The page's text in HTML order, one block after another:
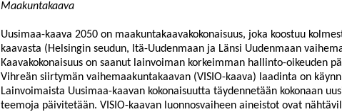
Maakuntakaava
Uusimaa-kaava 2050 on maakuntakaavakokonaisuus, joka koostuu
kaavasta (Helsingin seudun, Itä-Uudenmaan ja Länsi Uudenmaan
Kaavakokonaisuus on saanut lainvoiman korkeimman hallinto-oikeuden
Vihreän siirtymän vaihemaakuntakaavan (VISIO-kaava) laadinta on
Lainvoimaista Uusimaa-kaavan kokonaisuutta täydennetään kokonaan
teemoja päivitetään. VISIO-kaavan luonnosvaiheen aineistot ovat